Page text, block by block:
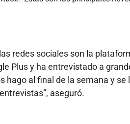
redes sociales son la
Plus y ha entrevistado a
hago al final de la semana y
aseguró.